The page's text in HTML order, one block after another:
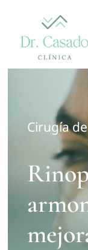
content
¿Quieres
Blog
Cirugía